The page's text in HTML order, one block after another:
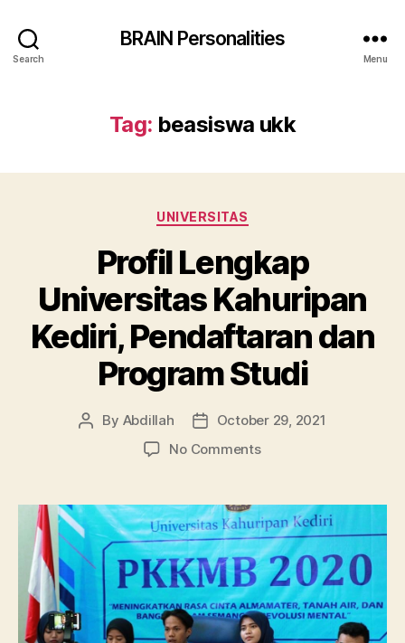
Search
BRAIN Personalities
Menu
Tag: beasiswa ukk
Categories
UNIVERSITAS
Profil Lengkap
Universitas Kahuripan
Kediri, Pendaftaran dan
Program Studi
Post
By Abdillah
PostOctober 29, 2021
No Commentson
Universitas
Kahuripan
Kediri,
Pendaftaran
dan
Program
Studi